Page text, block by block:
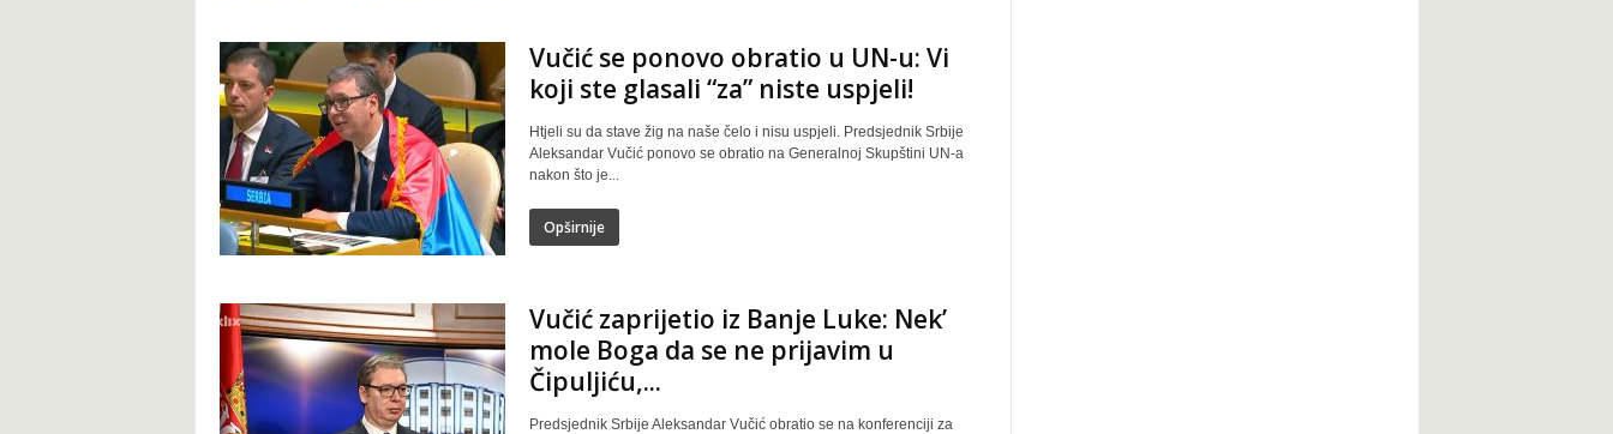
Vučić se ponovo obratio u UN-u: Vi
koji ste glasali “za” niste uspjeli!
Htjeli su da stave žig na naše čelo i nisu uspjeli. Predsjednik Srbije
Aleksandar Vučić ponovo se obratio na Generalnoj Skupštini UN-a
nakon što je...
Opširnije
Vučić zaprijetio iz Banje Luke: Nek’
mole Boga da se ne prijavim u
Čipuljiću,...
Predsjednik Srbije Aleksandar Vučić obratio se na konferenciji za